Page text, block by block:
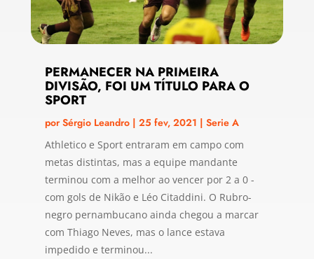
PERMANECER NA PRIMEIRA
DIVISÃO, FOI UM TÍTULO PARA O
SPORT
porSérgio Leandro| 25 fev, 2021 | Serie A
Athletico e Sport entraram em campo com
metas distintas, mas a equipe mandante
terminou com a melhor ao vencer por 2 a 0 -
com gols de Nikão e Léo Citaddini. O Rubro-
negro pernambucano ainda chegou a marcar
com Thiago Neves, mas o lance estava
impedido e terminou...